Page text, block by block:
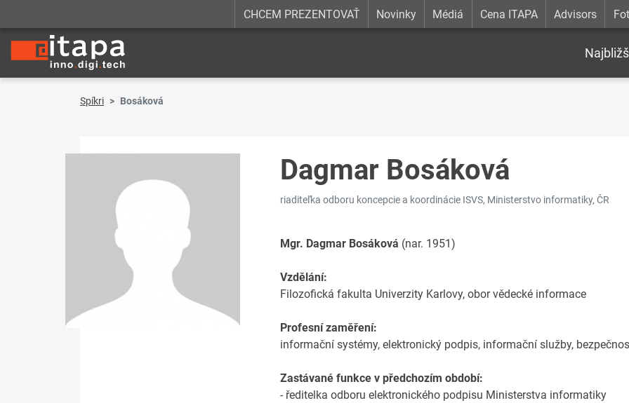
CHCEM PREZENTOVAŤ Novinky Médiá Cena ITAPA Advisors
Spíkri Bosáková
Dagmar Bosáková
riaditeľka odboru koncepcie a koordinácie ISVS, Ministerstvo informatiky, ČR
Mgr. Dagmar Bosáková (nar. 1951)
Vzdělání:
Filozofická fakulta Univerzity Karlovy, obor vědecké informace
Profesní zaměření:
informační systémy, elektronický podpis, informační služby,
Zastávané funkce v předchozím období:
- ředitelka odboru elektronického podpisu Ministerstva informatiky